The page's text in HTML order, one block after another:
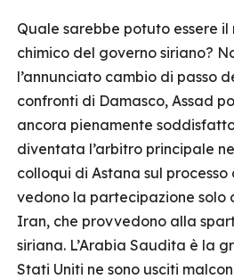
Quale sarebbe potuto essere
chimico del governo siriano?
l’annunciato cambio di passo
confronti di Damasco, Assad
ancora pienamente
diventata l’arbitro principale
colloqui di Astana sul processo
vedono la partecipazione solo
Iran, che provvedono alla
siriana. L’Arabia Saudita è la
Stati Uniti ne sono usciti